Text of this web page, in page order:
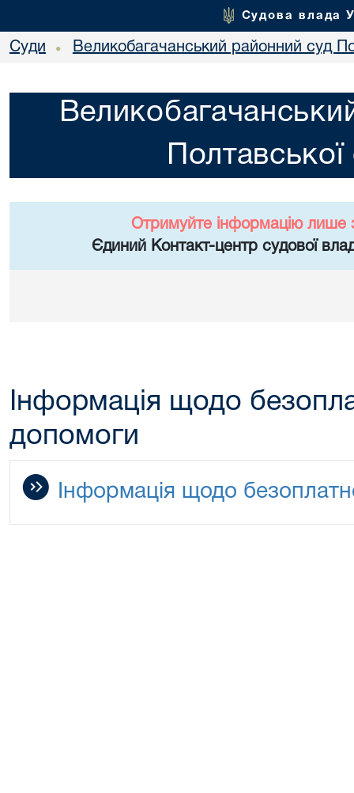
Судова влада
Суди • Великобагачанський районний суд
Полтавської
Отримуйте інформацію лише
Єдиний Контакт-центр судової
Інформація щодо
допомоги
Інформація щодо